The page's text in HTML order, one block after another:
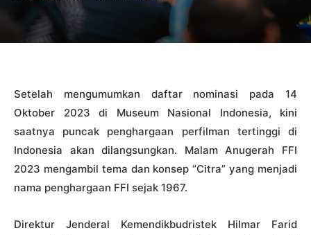
Setelah mengumumkan daftar nominasi pada 14
Oktober 2023 di Museum Nasional Indonesia, kini
saatnya puncak penghargaan perfilman tertinggi di
Indonesia akan dilangsungkan. Malam Anugerah FFI
2023 mengambil tema dan konsep “Citra” yang menjadi
nama penghargaan FFI sejak 1967.
Direktur Jenderal Kemendikbudristek Hilmar Farid